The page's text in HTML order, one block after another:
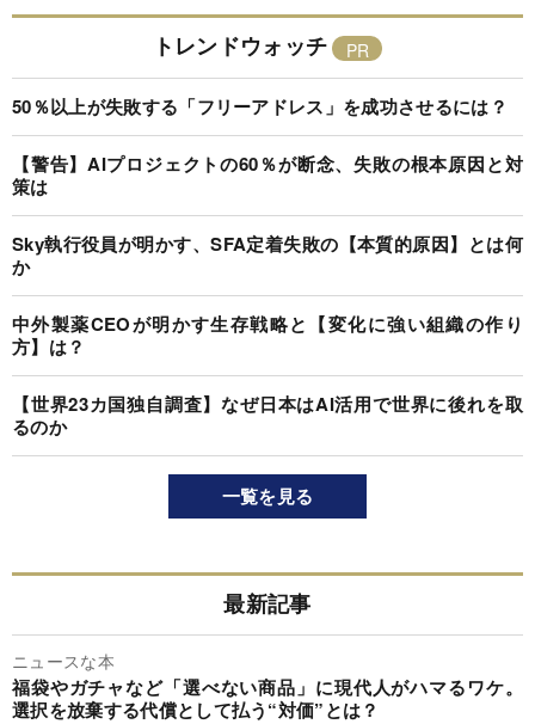
トレンドウォッチ
50％以上が失敗する「フリーアドレス」を成功させるには？
【警告】AIプロジェクトの60％が断念、失敗の根本原因と対
策は
Sky執行役員が明かす、SFA定着失敗の【本質的原因】とは何
か
中外製薬CEOが明かす生存戦略と【変化に強い組織の作り
方】は？
【世界23カ国独自調査】なぜ日本はAI活用で世界に後れを取
るのか
一覧を見る
最新記事
ニュースな本
福袋やガチャなど「選べない商品」に現代人がハマるワケ。
選択を放棄する代償として払う“対価”とは？